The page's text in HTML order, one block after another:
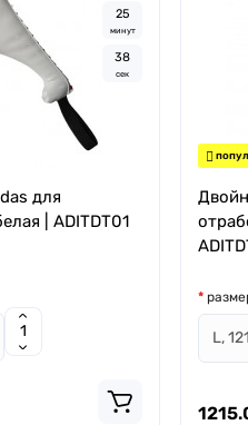
25
минут
37
сек
для
| ADITDT01